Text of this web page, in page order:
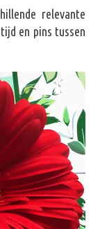
relevante
en pins tussen